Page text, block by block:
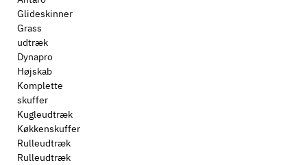
Glideskinner
Grass
udtræk
Dynapro
Højskab
Komplette
skuffer
Kugleudtræk
Køkkenskuffer
Rulleudtræk
Rulleudtræk